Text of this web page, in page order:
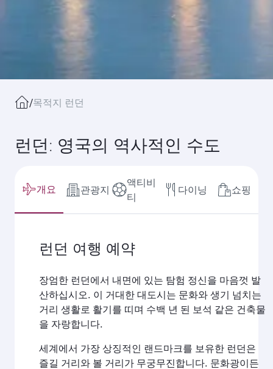
/목적지 런던
런던: 영국의 역사적인 수도
개요 관광지
액티비
티
다이닝 쇼핑
런던 여행 예약
장엄한 런던에서 내면에 있는 탐험 정신을 마음껏 발
산하십시오. 이 거대한 대도시는 문화와 생기 넘치는
거리 생활로 활기를 띠며 수백 년 된 보석 같은 건축물
을 자랑합니다.
세계에서 가장 상징적인 랜드마크를 보유한 런던은
즐길 거리와 볼 거리가 무궁무진합니다. 문화광이든